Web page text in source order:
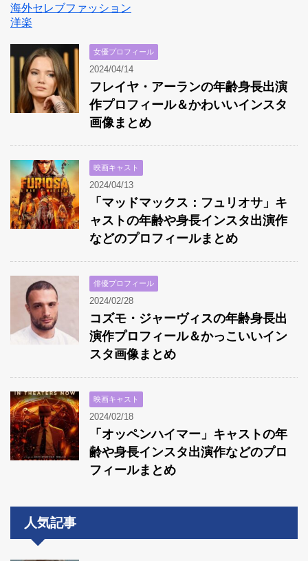
海外セレブファッション
洋楽
女優プロフィール
2024/04/14
フレイヤ・アーランの年齢身長出演
作プロフィール＆かわいいインスタ
画像まとめ
映画キャスト
2024/04/13
「マッドマックス：フュリオサ」キ
ャストの年齢や身長インスタ出演作
などのプロフィールまとめ
俳優プロフィール
2024/02/28
コズモ・ジャーヴィスの年齢身長出
演作プロフィール＆かっこいいイン
スタ画像まとめ
映画キャスト
2024/02/18
「オッペンハイマー」キャストの年
齢や身長インスタ出演作などのプロ
フィールまとめ
人気記事